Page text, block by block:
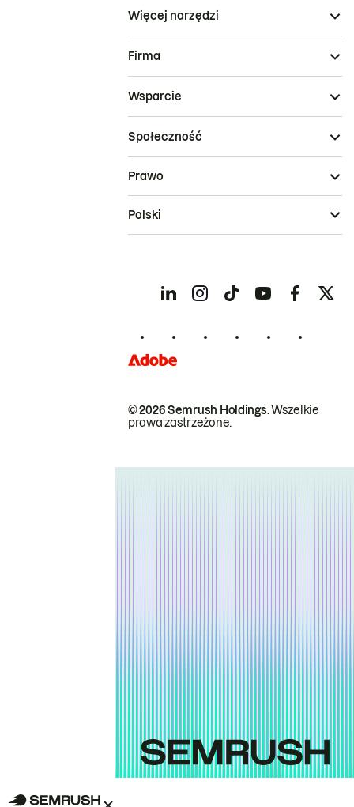
Więcej narzędzi
Firma
Wsparcie
Społeczność
© 2026 Semrush Holdings.Wszelkie
prawa zastrzeżone.
Prawo
Polski